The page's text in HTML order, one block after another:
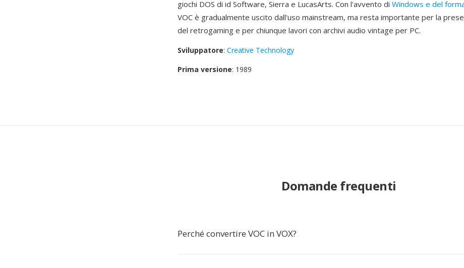
giochi DOS di id Software, Sierra e LucasArts. Con l'avvento di Windows e del
VOC è gradualmente uscito dall'uso mainstream, ma resta importante per la
del retrogaming e per chiunque lavori con archivi audio vintage per PC.
Sviluppatore: Creative Technology
Prima versione: 1989
Domande frequenti
Perché convertire VOC in VOX?